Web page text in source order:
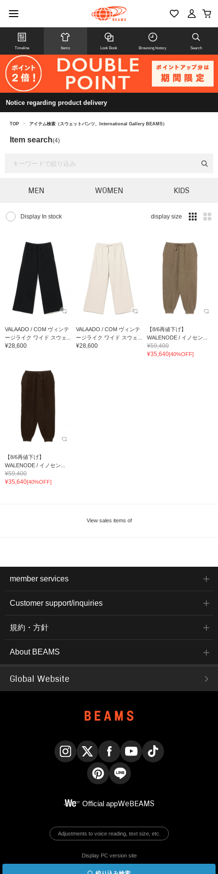
Timeline Items Look Book Browsing history Search
Notice regarding product delivery
TOP > アイテム検索（スウェットパンツ、International Gallery BEAMS）
Item search(4)
MEN WOMEN KIDS
Display In stock display size
VALAADO / COM ヴィンテ
ージライク ワイド スウェ...
¥28,600
VALAADO / COM ヴィンテ
ージライク ワイド スウェ...
¥28,600
【8/6再値下げ】
WALENODE / イノセン...
¥59,400
¥35,640[40%OFF]
【8/6再値下げ】
WALENODE / イノセン...
¥59,400
¥35,640[40%OFF]
View sales items of
member services
Customer support/inquiries
規約・方針
About BEAMS
Global Website
Official appWeBEAMS
Adjustments to voice reading, text size, etc.
Display PC version site